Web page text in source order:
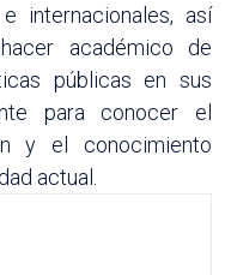
internacionales, así
académico de
públicas en sus
para conocer el
y el conocimiento
actual.